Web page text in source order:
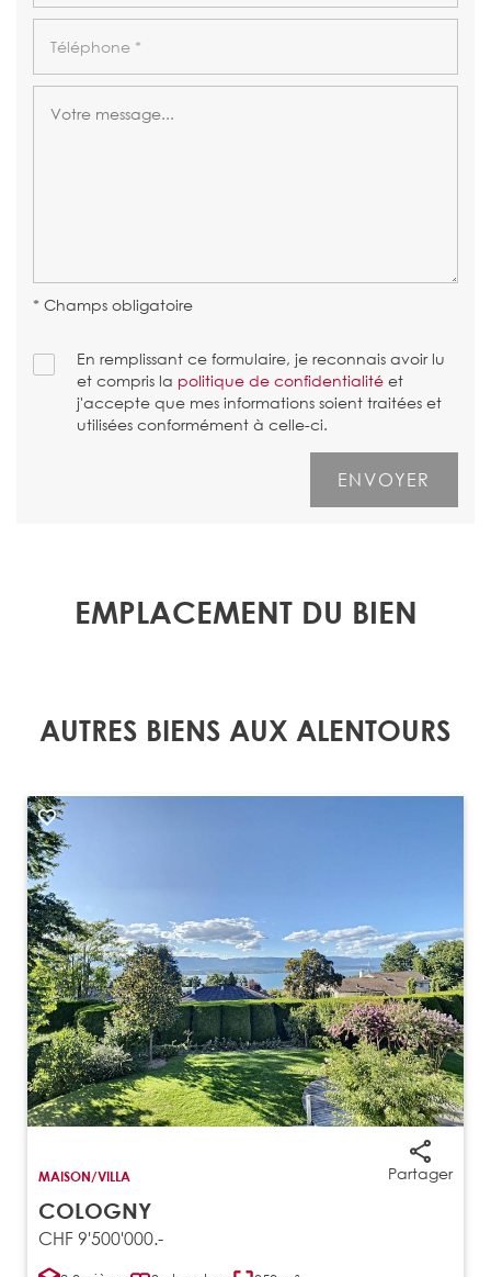
* Champs obligatoire
En remplissant ce formulaire, je reconnais avoir lu
et compris la politique de confidentialité et
j'accepte que mes informations soient traitées et
utilisées conformément à celle-ci.
EMPLACEMENT DU BIEN
AUTRES BIENS AUX ALENTOURS
Partager
MAISON/VILLA
COLOGNY
CHF 9'500'000.-